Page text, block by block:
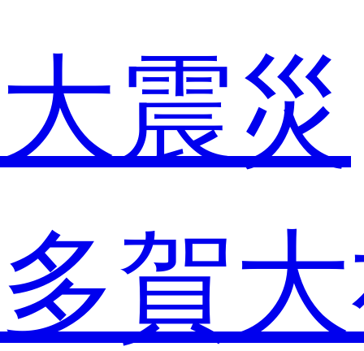
大震災
多賀